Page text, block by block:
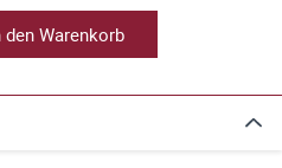
den Warenkorb